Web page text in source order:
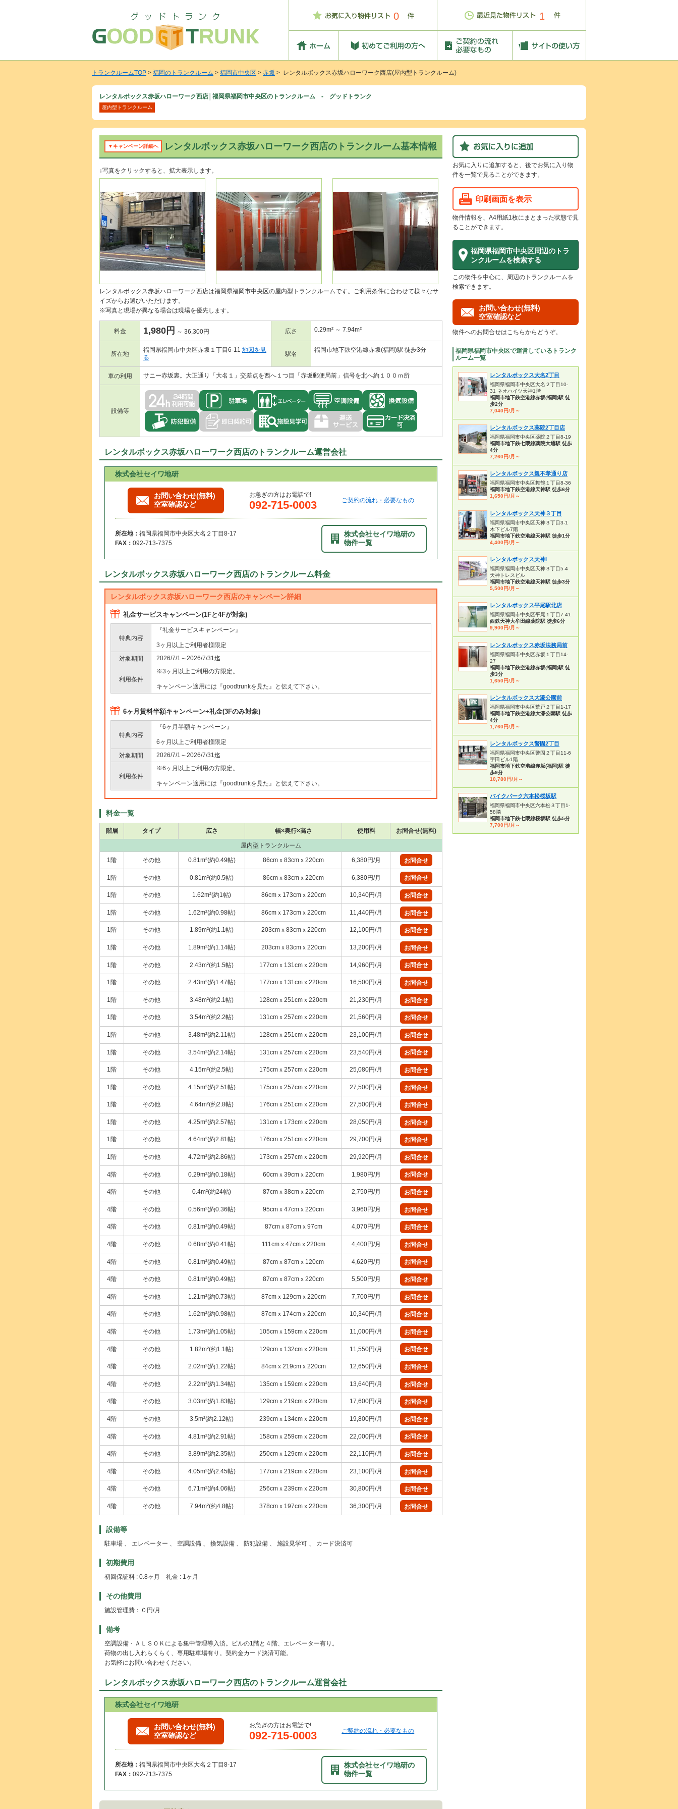
0 1
トランクルームTOP > 福岡のトランクルーム > 福岡市中央区 > 赤坂 > レンタルボックス赤坂ハローワーク西店(屋内型トランクルーム)
レンタルボックス赤坂ハローワーク西店│福岡県福岡市中央区のトランクルーム - グッドトランク
屋内型トランクルーム
▼キャンペーン詳細へ レンタルボックス赤坂ハローワーク西店のトランクルーム基本情報
↓写真をクリックすると、拡大表示します。
レンタルボックス赤坂ハローワーク西店は福岡県福岡市中央区の屋内型トランクルームです。ご利用条件に合わせて様々なサ
イズからお選びいただけます。
※写真と現場が異なる場合は現場を優先します。
料金 1,980円 ～ 36,300円 広さ 0.29m² ～ 7.94m²
所在地
福岡県福岡市中央区赤坂１丁目6-11 地図を見
る
駅名
福岡市地下鉄空港線赤坂(福岡)駅 徒歩3分
車の利用 サニー赤坂裏。大正通り「大名１」交差点を西へ１つ目「赤坂郵便局前」信号を北へ約１００ｍ所
設備等
レンタルボックス赤坂ハローワーク西店のトランクルーム運営会社
株式会社セイワ地研
お問い合わせ(無料)
空室確認など
お急ぎの方はお電話で!
092-715-0003 ご契約の流れ・必要なもの
所在地： 福岡県福岡市中央区大名２丁目8-17
FAX： 092-713-7375
株式会社セイワ地研の
物件一覧
レンタルボックス赤坂ハローワーク西店のトランクルーム料金
レンタルボックス赤坂ハローワーク西店のキャンペーン詳細
礼金サービスキャンペーン(1Fと4Fが対象)
特典内容
『礼金サービスキャンペーン』
3ヶ月以上ご利用者様限定
対象期間
2026/7/1～2026/7/31迄
利用条件
※3ヶ月以上ご利用の方限定。
キャンペーン適用には『goodtrunkを見た』と伝えて下さい。
6ヶ月賃料半額キャンペーン+礼金(3Fのみ対象)
特典内容
『6ヶ月半額キャンペーン』
6ヶ月以上ご利用者様限定
対象期間
2026/7/1～2026/7/31迄
利用条件
※6ヶ月以上ご利用の方限定。
キャンペーン適用には『goodtrunkを見た』と伝えて下さい。
料金一覧
階層 タイプ 広さ 幅×奥行×高さ 使用料 お問合せ(無料)
屋内型トランクルーム
1階 その他 0.81m²(約0.49帖) 86cmｘ83cmｘ220cm 6,380円/月 お問合せ
1階 その他 0.81m²(約0.5帖) 86cmｘ83cmｘ220cm 6,380円/月 お問合せ
1階 その他 1.62m²(約1帖) 86cmｘ173cmｘ220cm 10,340円/月 お問合せ
1階 その他 1.62m²(約0.98帖) 86cmｘ173cmｘ220cm 11,440円/月 お問合せ
1階 その他 1.89m²(約1.1帖) 203cmｘ83cmｘ220cm 12,100円/月 お問合せ
1階 その他 1.89m²(約1.14帖) 203cmｘ83cmｘ220cm 13,200円/月 お問合せ
1階 その他 2.43m²(約1.5帖) 177cmｘ131cmｘ220cm 14,960円/月 お問合せ
1階 その他 2.43m²(約1.47帖) 177cmｘ131cmｘ220cm 16,500円/月 お問合せ
1階 その他 3.48m²(約2.1帖) 128cmｘ251cmｘ220cm 21,230円/月 お問合せ
1階 その他 3.54m²(約2.2帖) 131cmｘ257cmｘ220cm 21,560円/月 お問合せ
1階 その他 3.48m²(約2.11帖) 128cmｘ251cmｘ220cm 23,100円/月 お問合せ
1階 その他 3.54m²(約2.14帖) 131cmｘ257cmｘ220cm 23,540円/月 お問合せ
1階 その他 4.15m²(約2.5帖) 175cmｘ257cmｘ220cm 25,080円/月 お問合せ
1階 その他 4.15m²(約2.51帖) 175cmｘ257cmｘ220cm 27,500円/月 お問合せ
1階 その他 4.64m²(約2.8帖) 176cmｘ251cmｘ220cm 27,500円/月 お問合せ
1階 その他 4.25m²(約2.57帖) 131cmｘ173cmｘ220cm 28,050円/月 お問合せ
1階 その他 4.64m²(約2.81帖) 176cmｘ251cmｘ220cm 29,700円/月 お問合せ
1階 その他 4.72m²(約2.86帖) 173cmｘ257cmｘ220cm 29,920円/月 お問合せ
4階 その他 0.29m²(約0.18帖) 60cmｘ39cmｘ220cm 1,980円/月 お問合せ
4階 その他 0.4m²(約24帖) 87cmｘ38cmｘ220cm 2,750円/月 お問合せ
4階 その他 0.56m²(約0.36帖) 95cmｘ47cmｘ220cm 3,960円/月 お問合せ
4階 その他 0.81m²(約0.49帖) 87cmｘ87cmｘ97cm 4,070円/月 お問合せ
4階 その他 0.68m²(約0.41帖) 111cmｘ47cmｘ220cm 4,400円/月 お問合せ
4階 その他 0.81m²(約0.49帖) 87cmｘ87cmｘ120cm 4,620円/月 お問合せ
4階 その他 0.81m²(約0.49帖) 87cmｘ87cmｘ220cm 5,500円/月 お問合せ
4階 その他 1.21m²(約0.73帖) 87cmｘ129cmｘ220cm 7,700円/月 お問合せ
4階 その他 1.62m²(約0.98帖) 87cmｘ174cmｘ220cm 10,340円/月 お問合せ
4階 その他 1.73m²(約1.05帖) 105cmｘ159cmｘ220cm 11,000円/月 お問合せ
4階 その他 1.82m²(約1.1帖) 129cmｘ132cmｘ220cm 11,550円/月 お問合せ
4階 その他 2.02m²(約1.22帖) 84cmｘ219cmｘ220cm 12,650円/月 お問合せ
4階 その他 2.22m²(約1.34帖) 135cmｘ159cmｘ220cm 13,640円/月 お問合せ
4階 その他 3.03m²(約1.83帖) 129cmｘ219cmｘ220cm 17,600円/月 お問合せ
4階 その他 3.5m²(約2.12帖) 239cmｘ134cmｘ220cm 19,800円/月 お問合せ
4階 その他 4.81m²(約2.91帖) 158cmｘ259cmｘ220cm 22,000円/月 お問合せ
4階 その他 3.89m²(約2.35帖) 250cmｘ129cmｘ220cm 22,110円/月 お問合せ
4階 その他 4.05m²(約2.45帖) 177cmｘ219cmｘ220cm 23,100円/月 お問合せ
4階 その他 6.71m²(約4.06帖) 256cmｘ239cmｘ220cm 30,800円/月 お問合せ
4階 その他 7.94m²(約4.8帖) 378cmｘ197cmｘ220cm 36,300円/月 お問合せ
設備等
駐車場 、 エレベーター 、 空調設備 、 換気設備 、 防犯設備 、 施設見学可 、 カード決済可
初期費用
初回保証料 : 0.8ヶ月 礼金 : 1ヶ月
その他費用
施設管理費：０円/月
備考
空調設備・ＡＬＳＯＫによる集中管理導入済。ビルの1階と４階、エレベーター有り。
荷物の出し入れらくらく、専用駐車場有り。契約金カード決済可能。
お気軽にお問い合わせください。
レンタルボックス赤坂ハローワーク西店のトランクルーム運営会社
株式会社セイワ地研
お問い合わせ(無料)
空室確認など
お急ぎの方はお電話で!
092-715-0003 ご契約の流れ・必要なもの
所在地： 福岡県福岡市中央区大名２丁目8-17
FAX： 092-713-7375
株式会社セイワ地研の
物件一覧
お気に入りに追加すると、後でお気に入り物
件を一覧で見ることができます。
印刷画面を表示
物件情報を、A4用紙1枚にまとまった状態で見
ることができます。
福岡県福岡市中央区周辺のトラ
ンクルームを検索する
この物件を中心に、周辺のトランクルームを
検索できます。
お問い合わせ(無料)
空室確認など
物件へのお問合せはこちらからどうぞ。
福岡県福岡市中央区で運営しているトランク
ルーム一覧
レンタルボックス大名2丁目
福岡県福岡市中央区大名２丁目10-
31 ネオハイツ天神1階
福岡市地下鉄空港線赤坂(福岡)駅 徒
歩2分
7,040円/月～
レンタルボックス薬院2丁目店
福岡県福岡市中央区薬院２丁目8-19
福岡市地下鉄七隈線薬院大通駅 徒歩
4分
7,260円/月～
レンタルボックス親不孝通り店
福岡県福岡市中央区舞鶴１丁目8-36
福岡市地下鉄空港線天神駅 徒歩6分
1,650円/月～
レンタルボックス天神３丁目
福岡県福岡市中央区天神３丁目3-1
木下ビル7階
福岡市地下鉄空港線天神駅 徒歩1分
4,400円/月～
レンタルボックス天神I
福岡県福岡市中央区天神３丁目5-4
天神トレスビル
福岡市地下鉄空港線天神駅 徒歩3分
5,500円/月～
レンタルボックス平尾駅北店
福岡県福岡市中央区平尾１丁目7-41
西鉄天神大牟田線薬院駅 徒歩6分
9,900円/月～
レンタルボックス赤坂法務局前
福岡県福岡市中央区赤坂１丁目14-
27
福岡市地下鉄空港線赤坂(福岡)駅 徒
歩3分
1,650円/月～
レンタルボックス大濠公園前
福岡県福岡市中央区荒戸２丁目1-17
福岡市地下鉄空港線大濠公園駅 徒歩
4分
1,760円/月～
レンタルボックス警固2丁目
福岡県福岡市中央区警固２丁目11-6
宇田ビル1階
福岡市地下鉄空港線赤坂(福岡)駅 徒
歩9分
10,780円/月～
バイクパーク六本松桜坂駅
福岡県福岡市中央区六本松３丁目1-
58隣
福岡市地下鉄七隈線桜坂駅 徒歩5分
7,700円/月～